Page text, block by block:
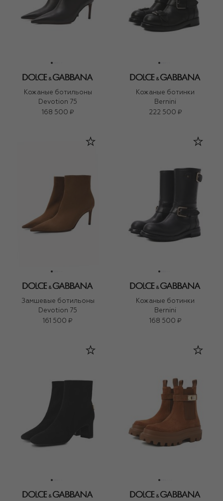
Кожаные ботильоны
Devotion 75
168 500 ₽
Кожаные ботинки
Bernini
222 500 ₽
Замшевые ботильоны
Devotion 75
161 500 ₽
Кожаные ботинки
Bernini
168 500 ₽